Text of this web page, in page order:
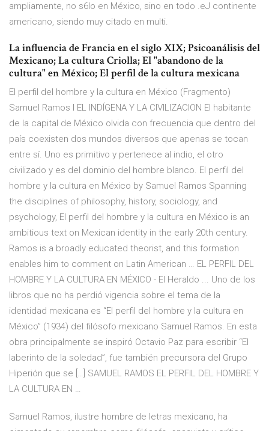
ampliamente, no s6lo en México, sino en todo .eJ continente
americano, siendo muy citado en multi.
La influencia de Francia en el siglo XIX; Psicoanálisis del
Mexicano; La cultura Criolla; El "abandono de la
cultura" en México; El perfil de la cultura mexicana
El perfil del hombre y la cultura en México (Fragmento)
Samuel Ramos I EL INDÍGENA Y LA CIVILIZACION El habitante
de la capital de México olvida con frecuencia que dentro del
país coexisten dos mundos diversos que apenas se tocan
entre sí. Uno es primitivo y pertenece al indio, el otro
civilizado y es del dominio del hombre blanco. El perfil del
hombre y la cultura en México by Samuel Ramos Spanning
the disciplines of philosophy, history, sociology, and
psychology, El perfil del hombre y la cultura en México is an
ambitious text on Mexican identity in the early 20th century.
Ramos is a broadly educated theorist, and this formation
enables him to comment on Latin American … EL PERFIL DEL
HOMBRE Y LA CULTURA EN MÉXICO - El Heraldo ... Uno de los
libros que no ha perdió vigencia sobre el tema de la
identidad mexicana es “El perfil del hombre y la cultura en
México” (1934) del filósofo mexicano Samuel Ramos. En esta
obra principalmente se inspiró Octavio Paz para escribir “El
laberinto de la soledad”, fue también precursora del Grupo
Hiperión que se […] SAMUEL RAMOS EL PERFIL DEL HOMBRE Y
LA CULTURA EN …
Samuel Ramos, ilustre hombre de letras mexicano, ha